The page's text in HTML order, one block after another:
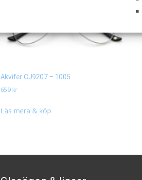
Akvifer CJ9207 – 1005
659 kr
Läs mera & köp